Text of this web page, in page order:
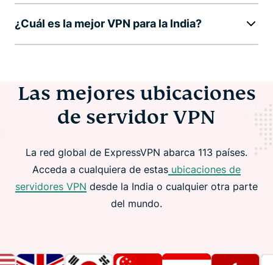
¿Cuál es la mejor VPN para la India?
Las mejores ubicaciones
de servidor VPN
La red global de ExpressVPN abarca 113 países.
Acceda a cualquiera de estas ubicaciones de
servidores VPN desde la India o cualquier otra parte
del mundo.